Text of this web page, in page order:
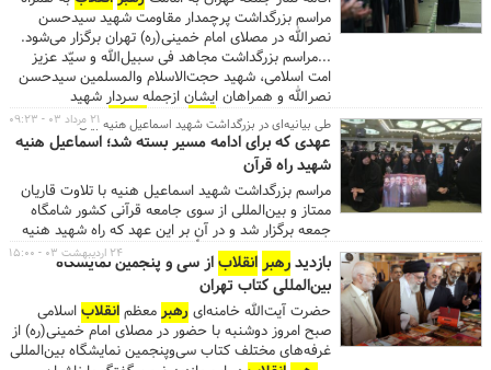
مراسم بزرگداشت پرچمدار مقاومت شهید سیدحسن
نصرالله در مصلای امام خمینی(ره) تهران برگزار می‌شود.
...مراسم بزرگداشت مجاهد فی سبیل‌الله و سیّد عزیز
امت اسلامی، شهید حجت‌الاسلام والمسلمین سیدحسن
نصرالله و همراهان ایشان ازجمله سردار شهید
نیل‌فروشان از سوی رهبر معظم انقلاب اسلامی روز
جمعه ۱۳ مهرماه از ساعت ۱۰:۳۰ صبح در مصلای امام
خمینی (ره) برگزار می‌شود. در ادامه این مراسم و درپی
شهادت مظلومانه پرچمدار مقاومت و آزادی قدس و
فلسطین، حجت‌الاسلام و المسلمین سیدحسن نصرالله و
در آستانه اولین سالگرد حماسه طوفان‌الاقصی توسط
رزمندگان مقاومت اسلامی فلسطین، نماز جمعه این
هفته تهران روز جمعه ۱۳ مهرماه به امامت
رهبرمعظم
انقلاباسلامی حضرت آیت الله العظمی سید علی
خامنه‌ای در مصلای امام خمینی (ره) اقامه می‌شود. ...
طی بیانیه‌ای در بزرگداشت شهید اسماعیل هنیه بیان شد
عهدی که برای ادامه مسیر بسته شد؛ اسماعیل هنیه
شهید راه قرآن
مراسم بزرگداشت شهید اسماعیل هنیه با تلاوت قاریان
ممتاز و بین‌المللی از سوی جامعه قرآنی کشور شامگاه
جمعه برگزار شد و در آن بر این عهد که راه شهید هنیه
ادامه پیدا خواهد کرد، تأکید شد.
۲۱ مرداد ۰۳ - ۰۹:۲۳
بازدیدرهبرانقلاباز سی و پنجمین نمایشگاه
بین‌المللی کتاب تهران
حضرت آیت‌الله خامنه‌ایرهبرمعظمانقلاباسلامی
صبح امروز دوشنبه با حضور در مصلای امام خمینی(ره) از
غرفه‌های مختلف کتاب سی‌وپنجمین نمایشگاه بین‌المللی
۲۴ اردیبهشت ۰۳ - ۱۵:۰۰